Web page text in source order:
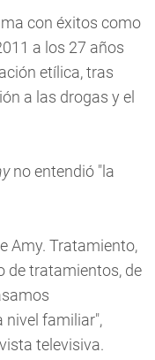
con éxitos como
a los 27 años
etílica, tras
a las drogas y el
no entendió "la
Amy. Tratamiento,
de tratamientos, de
nivel familiar",
televisiva.